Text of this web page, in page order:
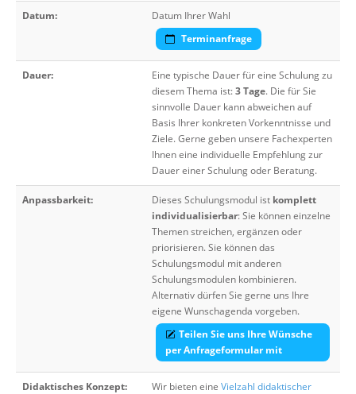
Datum:
Datum Ihrer Wahl
Terminanfrage
Dauer:
Eine typische Dauer für eine Schulung zu
diesem Thema ist:3 Tage. Die für Sie
sinnvolle Dauer kann abweichen auf
Basis Ihrer konkreten Vorkenntnisse und
Ziele. Gerne geben unsere Fachexperten
Ihnen eine individuelle Empfehlung zur
Dauer einer Schulung oder Beratung.
Anpassbarkeit: Dieses Schulungsmodul ist komplett
individualisierbar: Sie können einzelne
Themen streichen, ergänzen oder
priorisieren. Sie können das
Schulungsmodul mit anderen
Schulungsmodulen kombinieren.
Alternativ dürfen Sie gerne uns Ihre
eigene Wunschagenda vorgeben.
Teilen Sie uns Ihre Wünsche
per Anfrageformular mit
Didaktisches Konzept: Wir bieten eine Vielzahl didaktischer